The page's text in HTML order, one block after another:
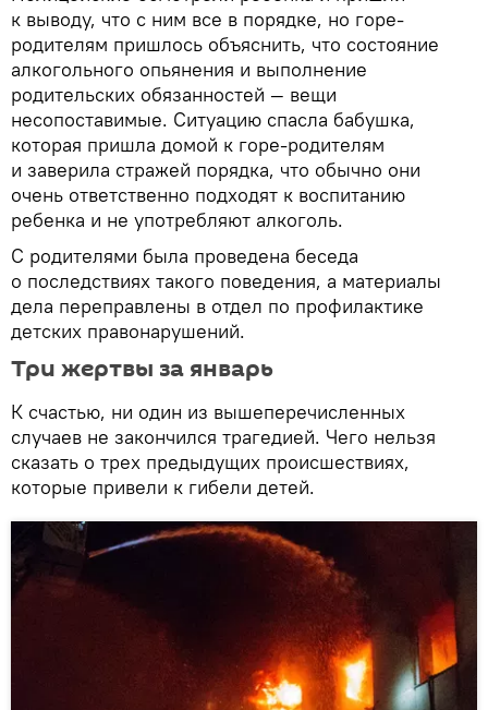
к выводу, что с ним все в порядке, но горе-
родителям пришлось объяснить, что состояние
алкогольного опьянения и выполнение
родительских обязанностей — вещи
несопоставимые. Ситуацию спасла бабушка,
которая пришла домой к горе-родителям
и заверила стражей порядка, что обычно они
очень ответственно подходят к воспитанию
ребенка и не употребляют алкоголь.
С родителями была проведена беседа
о последствиях такого поведения, а материалы
дела переправлены в отдел по профилактике
детских правонарушений.
Три жертвы за январь
К счастью, ни один из вышеперечисленных
случаев не закончился трагедией. Чего нельзя
сказать о трех предыдущих происшествиях,
которые привели к гибели детей.